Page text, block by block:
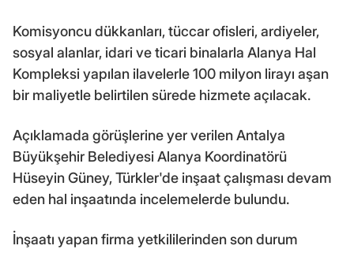
Komisyoncu dükkanları, tüccar ofisleri, ardiyeler,
sosyal alanlar, idari ve ticari binalarla Alanya Hal
Kompleksi yapılan ilavelerle 100 milyon lirayı aşan
bir maliyetle belirtilen sürede hizmete açılacak.
Açıklamada görüşlerine yer verilen Antalya
Büyükşehir Belediyesi Alanya Koordinatörü
Hüseyin Güney, Türkler'de inşaat çalışması devam
eden hal inşaatında incelemelerde bulundu.
İnşaatı yapan firma yetkililerinden son durum